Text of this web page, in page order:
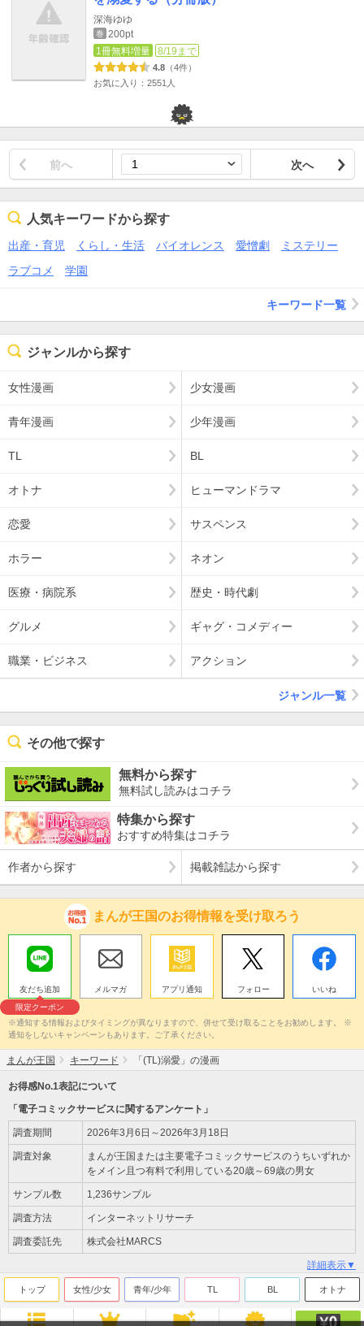
深海ゆゆ
巻 200pt
1冊無料増量
8/19まで
4.8 （4件）
お気に入り：2551人
前へ 次へ
人気キーワードから探す
出産・育児 くらし・生活 バイオレンス 愛憎劇
ミステリー
ラブコメ
学園
キーワード一覧
ジャンルから探す
女性漫画 少女漫画
青年漫画 少年漫画
TL BL
オトナ ヒューマンドラマ
恋愛 サスペンス
ホラー ネオン
医療・病院系 歴史・時代劇
グルメ ギャグ・コメディー
職業・ビジネス アクション
ジャンル一覧
その他で探す
無料から探す
無料試し読みはコチラ
特集から探す
おすすめ特集はコチラ
作者から探す 掲載雑誌から探す
まんが王国のお得情報を受け取ろう
友だち追加
限定クーポン
メルマガ アプリ通知 フォロー いいね
※通知する情報およびタイミングが異なりますので、併せて受け取ることをお勧めします。 ※
通知をしないキャンペーンもあります。ご了承ください。
まんが王国 キーワード 「(TL)溺愛」の漫画
お得感No.1表記について
「電子コミックサービスに関するアンケート」
調査期間 2026年3月6日～2026年3月18日
調査対象
まんが王国または主要電子コミックサービスのうちいずれか
をメイン且つ有料で利用している20歳～69歳の男女
サンプル数 1,236サンプル
調査方法 インターネットリサーチ
調査委託先 株式会社MARCS
詳細表示▼
トップ 女性/少女 青年/少年 TL BL オトナ